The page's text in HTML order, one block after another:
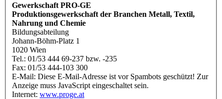
Gewerkschaft PRO-GE
Produktionsgewerkschaft der Branchen Metall, Textil,
Nahrung und Chemie
Bildungsabteilung
Johann-Böhm-Platz 1
1020 Wien
Tel.: 01/53 444 69-237 bzw. -235
Fax: 01/53 444-103 300
E-Mail: Diese E-Mail-Adresse ist vor Spambots geschützt! Zur
Anzeige muss JavaScript eingeschaltet sein.
Internet: www.proge.at